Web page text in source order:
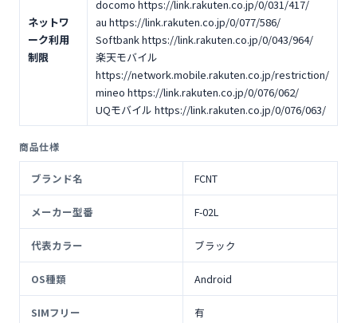
ネットワ
ーク利用
制限
docomo https://link.rakuten.co.jp/0/031/417/
au https://link.rakuten.co.jp/0/077/586/
Softbank https://link.rakuten.co.jp/0/043/964/
楽天モバイル
https://network.mobile.rakuten.co.jp/restriction/
mineo https://link.rakuten.co.jp/0/076/062/
UQモバイル https://link.rakuten.co.jp/0/076/063/
商品仕様
ブランド名 FCNT
メーカー型番 F-02L
代表カラー ブラック
OS種類 Android
SIMフリー 有